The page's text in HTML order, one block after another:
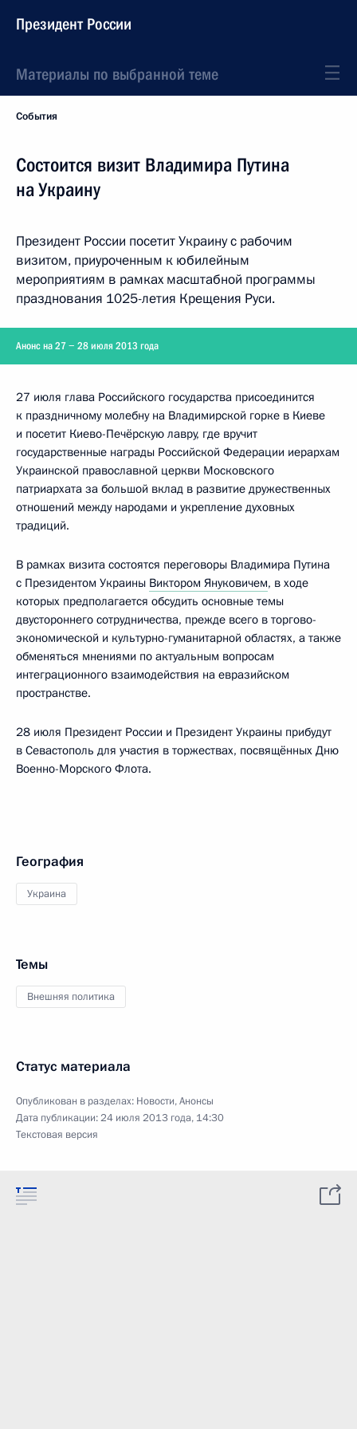
Президент России
Материалы по выбранной теме
События
Состоится визит Владимира Путина
на Украину
Президент России посетит Украину с рабочим
визитом, приуроченным к юбилейным
мероприятиям в рамках масштабной программы
празднования 1025-летия Крещения Руси.
Анонс на 27 − 28 июля 2013 года
27 июля глава Российского государства присоединится
к праздничному молебну на Владимирской горке в Киеве
и посетит Киево-Печёрскую лавру, где вручит
государственные награды Российской Федерации иерархам
Украинской православной церкви Московского
патриархата за большой вклад в развитие дружественных
отношений между народами и укрепление духовных
традиций.
В рамках визита состоятся переговоры Владимира Путина
с Президентом Украины Виктором Януковичем, в ходе
которых предполагается обсудить основные темы
двустороннего сотрудничества, прежде всего в торгово-
экономической и культурно-гуманитарной областях, а также
обменяться мнениями по актуальным вопросам
интеграционного взаимодействия на евразийском
пространстве.
28 июля Президент России и Президент Украины прибудут
в Севастополь для участия в торжествах, посвящённых Дню
Военно-Морского Флота.
География
Украина
Темы
Внешняя политика
Статус материала
Опубликован в разделах: Новости,Анонсы
Дата публикации:24 июля 2013 года, 14:30
Текстовая версия